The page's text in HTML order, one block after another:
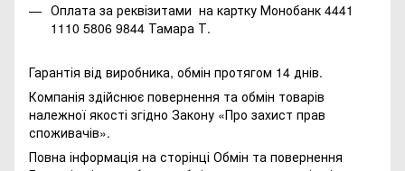
Оплата за реквізитами на картку Монобанк 4441
1110 5806 9844 Тамара Т.
Гарантія від виробника, обмін протягом 14 днів.
Компанія здійснює повернення та обмін товарів
належної якості згідно Закону «Про захист прав
споживачів».
Повна інформація на сторінці Обмін та повернення